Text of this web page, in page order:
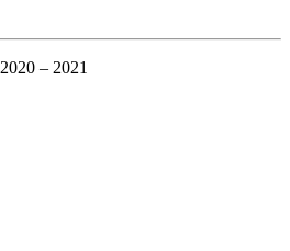
2020 – 2021